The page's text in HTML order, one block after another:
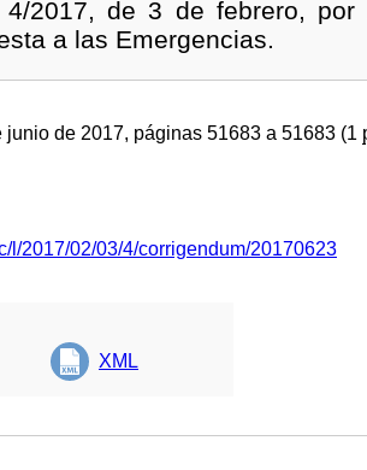
2017, de 3 de febrero,
a las Emergencias.
junio de 2017, páginas 51683 a 51683 (1
l/2017/02/03/4/corrigendum/20170623
XML